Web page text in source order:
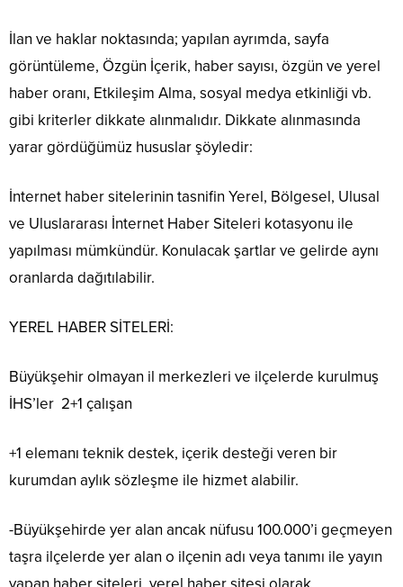
İlan ve haklar noktasında; yapılan ayrımda, sayfa
görüntüleme, Özgün İçerik, haber sayısı, özgün ve yerel
haber oranı, Etkileşim Alma, sosyal medya etkinliği vb.
gibi kriterler dikkate alınmalıdır. Dikkate alınmasında
yarar gördüğümüz hususlarşöyledir:
İnternet haber sitelerinin tasnifin Yerel, Bölgesel, Ulusal
ve Uluslararası İnternet Haber Siteleri kotasyonu ile
yapılması mümkündür. Konulacak şartlar ve gelirde aynı
oranlarda dağıtılabilir.
YEREL HABER SİTELERİ:
Büyükşehir olmayan il merkezleri ve ilçelerde kurulmuş
İHS’ler 2+1 çalışan
+1 elemanı teknik destek, içerik desteği veren bir
kurumdan aylık sözleşme ile hizmet alabilir.
-Büyükşehirde yer alan ancak nüfusu 100.000’i geçmeyen
taşra ilçelerde yer alan o ilçenin adı veya tanımı ile yayın